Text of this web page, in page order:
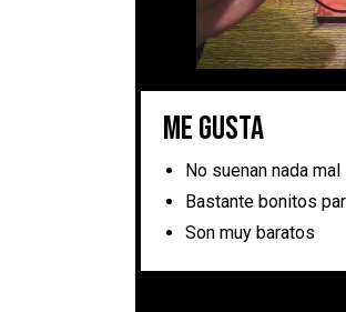
Me gusta
No suenan nada mal
Bastante bonitos
Son muy baratos